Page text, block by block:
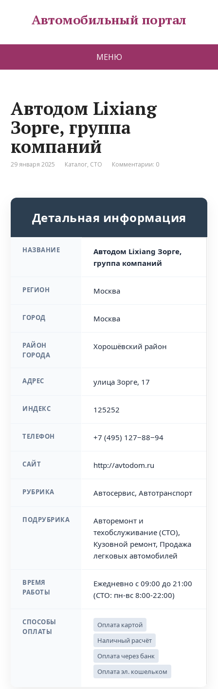
Автомобильный портал
МЕНЮ
Автодом Lixiang
Зорге, группа
компаний
29 января 2025 Каталог, СТО Комментарии: 0
Детальная информация
НАЗВАНИЕ
Автодом Lixiang Зорге,
группа компаний
РЕГИОН Москва
ГОРОД Москва
РАЙОН
ГОРОДА
Хорошёвский район
АДРЕС улица Зорге, 17
ИНДЕКС 125252
ТЕЛЕФОН +7 (495) 127‒88‒94
САЙТ http://avtodom.ru
РУБРИКА Автосервис, Автотранспорт
ПОДРУБРИКА
Авторемонт и
техобслуживание (СТО),
Кузовной ремонт, Продажа
легковых автомобилей
ВРЕМЯ
РАБОТЫ
Ежедневно с 09:00 до 21:00
(СТО: пн-вс 8:00-22:00)
СПОСОБЫ
ОПЛАТЫ
Оплата картой
Наличный расчёт
Оплата через банк
Оплата эл. кошельком